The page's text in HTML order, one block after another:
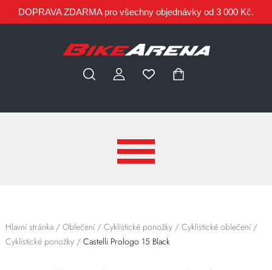
DOPRAVA ZDARMA pro všechny objednávky od 3 000 Kč.
Hlavní stránka/ Oblečení/ Cyklistické ponožky/ Cyklistické oblečení/
Cyklistické ponožky/ Castelli Prologo 15 Black